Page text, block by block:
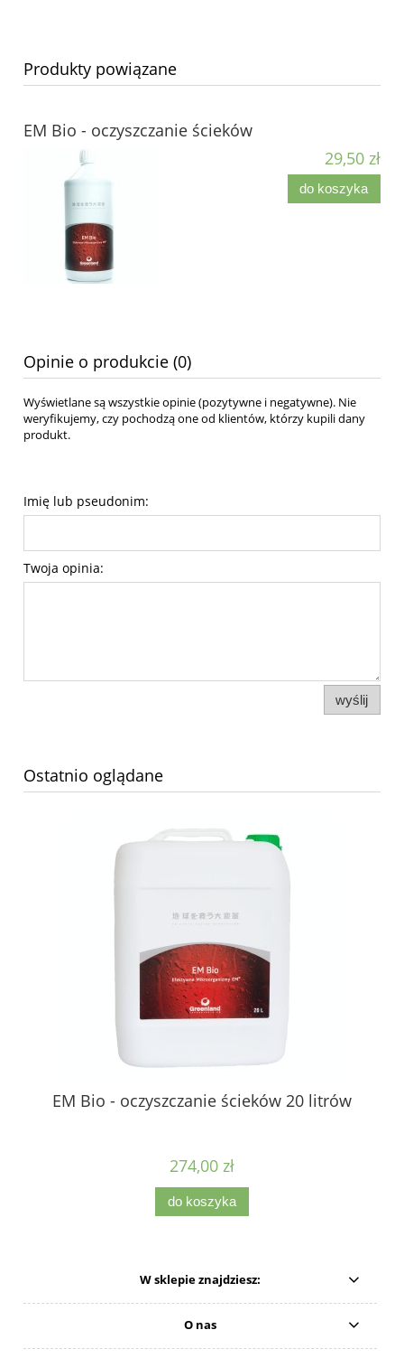
Produkty powiązane
EM Bio - oczyszczanie ścieków
29,50 zł
do koszyka
Opinie o produkcie (0)
Wyświetlane są wszystkie opinie (pozytywne i negatywne). Nie
weryfikujemy, czy pochodzą one od klientów, którzy kupili dany
produkt.
Imię lub pseudonim:
Twoja opinia:
wyślij
Ostatnio oglądane
EM Bio - oczyszczanie ścieków 20 litrów
274,00 zł
do koszyka
W sklepie znajdziesz:
O nas